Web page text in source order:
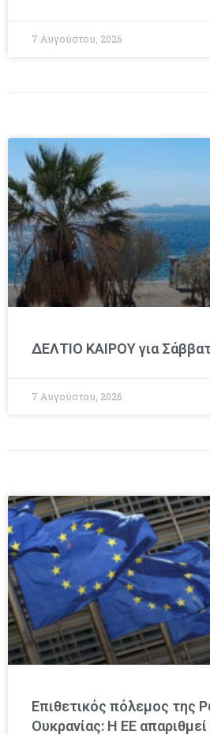
7 Αυγούστου, 2026
ΔΕΛΤΙΟ ΚΑΙΡΟΥ για
7 Αυγούστου, 2026
Επιθετικός πόλεμος της
Ουκρανίας: Η ΕΕ